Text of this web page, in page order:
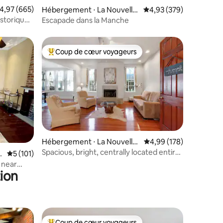
: 4,98 sur 5
moyenne sur la base de 665 commentaires : 4,97 sur 5
4,97 (665)
Hébergement ⋅ La Nouvelle
-Orléans
Évaluation moyenne
4,93 (379)
Escapade dans la Manche
: 4,99 sur 5
appréciés
Évaluation moyenne sur la base de 101 commentaires : 5 sur 5
5 (101)
near
Coups de cœur voyageurs les plus appréciés
Coup de cœur voyageurs
Hébergement ⋅ La Nouvelle-
Orléans
Évaluation moyenne
4,99 (178)
Spacious, bright, centrally located entire